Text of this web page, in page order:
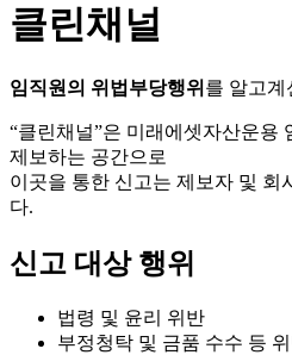
클린채널
임직원의 위법부당행위 를 알고계
“클린채널”은 미래에셋자산운용
제보하는 공간으로
이곳을 통한 신고는 제보자 및 회
다.
신고 대상 행위
법령 및 윤리 위반
부정청탁 및 금품 수수 등